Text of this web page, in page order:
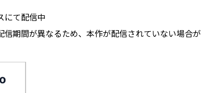
にて配信中
期間が異なるため、本作が配信されていない場合が